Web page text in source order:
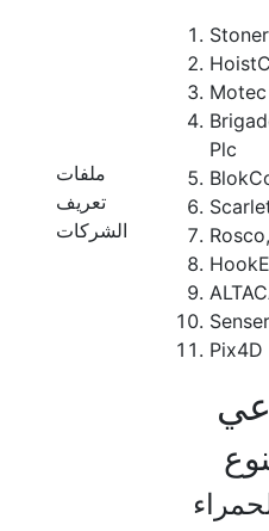
ملفات
تعريف
الشركات
Plc
Pix4D